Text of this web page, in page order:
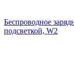
Беспроводное
подсветкой, W2